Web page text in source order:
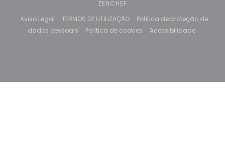
ZENCHEF
Aviso Legal((abre numa nova janela))
TERMOS DE UTILIZAÇÃO((abre numa nova janela))
Política de proteção de
dados pessoais((abre numa nova janela))
Política de cookies((abre numa nova janela))
Acessibilidade((abre